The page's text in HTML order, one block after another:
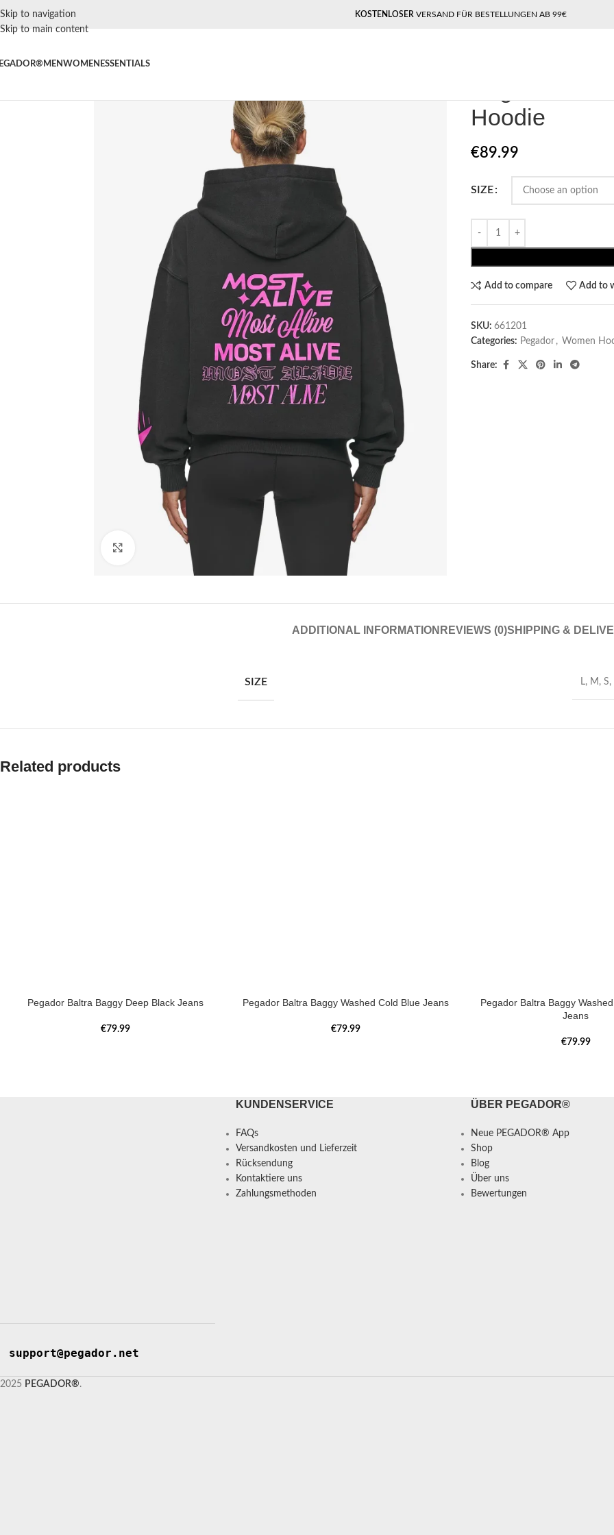
Skip to navigation
Skip to main content
KOSTENLOSER VERSAND FÜR BESTELLUNGEN AB 99€
MENWOMEN ESSENTIALS
Click to enlarge
Hoodie
€89.99
SIZE
Add to compare Add to
SKU: 661201
Categories: Pegador​ , Women
Share:
ADDITIONAL INFORMATION REVIEWS (0)SHIPPING &
SIZE L, M , S,
Related products
Pegador Baltra Baggy Deep Black Jeans
€79.99
Pegador Baltra Baggy Washed Cold Blue Jeans
€79.99
Pegador Baltra Baggy
Jeans
€79.99
support@pegador.net
KUNDENSERVICE
FAQs
Versandkosten und Lieferzeit
Rücksendung
Kontaktiere uns
Zahlungsmethoden
ÜBER PEGADOR®
Neue PEGADOR® App
Shop
Blog
Über uns
Bewertungen
2025 PEGADOR®.